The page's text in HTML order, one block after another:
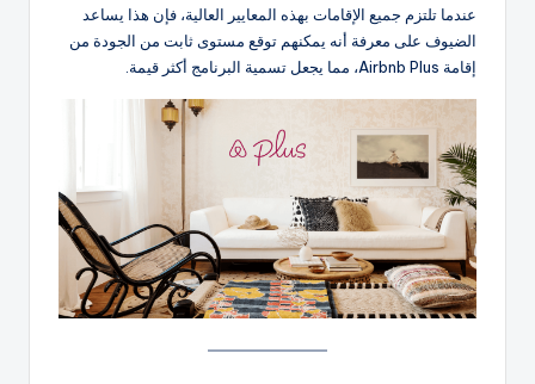
عندما تلتزم جميع الإقامات بهذه المعايير العالية، فإن هذا يساعد
الضيوف على معرفة أنه يمكنهم توقع مستوى ثابت من الجودة من
إقامة Airbnb Plus، مما يجعل تسمية البرنامج أكثر قيمة.